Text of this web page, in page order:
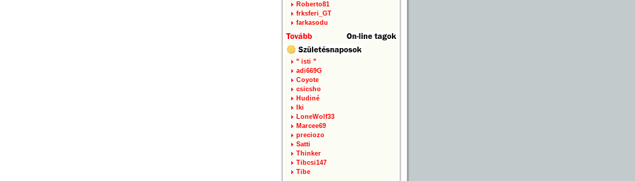
Roberto81
frksferi_GT
farkasodu
" isti "
adi669G
Coyote
csicsho
Hudiné
Iki
LoneWolf33
Marcee69
preciozo
Satti
Thinker
Tibcsi147
Tibe